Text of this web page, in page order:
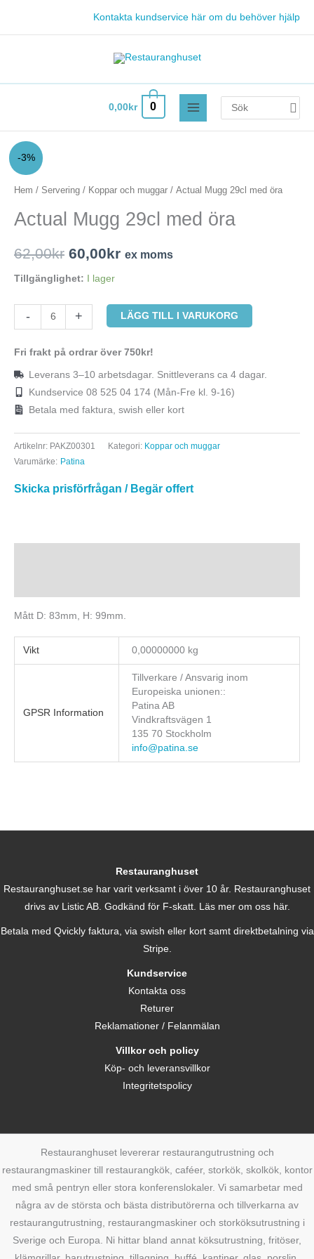
Kontakta kundservice här om du behöver hjälp
0,00kr 0
for:
-3%
Hem / Servering / Koppar och muggar / Actual Mugg 29cl med öra
Actual Mugg 29cl med öra
62,00kr
ursprungliga
priset
62,00kr.
60,00kr
nuvarande
priset
ex moms
Tillgänglighet: I lager
-
Actual
Mugg
29cl
öra
+ LÄGG TILL I VARUKORG
Fri frakt på ordrar över 750kr!
Leverans 3–10 arbetsdagar. Snittleverans ca 4 dagar.
Kundservice 08 525 04 174 (Mån-Fre kl. 9-16)
Betala med faktura, swish eller kort
Artikelnr: PAKZ00301 Kategori: Koppar och muggar
Varumärke: Patina
Skicka prisförfrågan / Begär offert
Mått D: 83mm, H: 99mm.
Vikt 0,00000000 kg
GPSR Information
Tillverkare / Ansvarig inom
Europeiska unionen::
Patina AB
Vindkraftsvägen 1
135 70 Stockholm
info@patina.se
Restauranghuset
Restauranghuset.se har varit verksamt i över 10 år. Restauranghuset
drivs av Listic AB. Godkänd för F-skatt.
Läs mer om oss här.
Betala med Qvickly faktura, via swish eller kort samt direktbetalning via
Stripe.
Kundservice
Kontakta oss
Returer
Reklamationer / Felanmälan
Villkor och policy
Köp- och leveransvillkor
Integritetspolicy
Restauranghuset levererar restaurangutrustning och
restaurangmaskiner till restaurangkök, caféer, storkök, skolkök, kontor
med små pentryn eller stora konferenslokaler. Vi samarbetar med
några av de största och bästa distributörerna och tillverkarna av
restaurangutrustning, restaurangmaskiner och storköksutrustning i
Sverige och Europa. Ni hittar bland annat köksutrustning, fritöser,